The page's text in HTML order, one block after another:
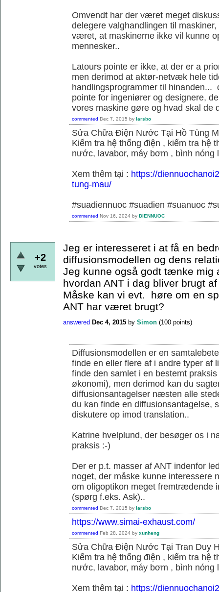
Omvendt har der været meget
delegere valghandlingen til
været, at maskinerne ikke vil kunne
mennesker..
Latours pointe er ikke, at der er a
men derimod at aktør-netvæk hele
handlingsprogrammer til hinanden...
pointe for ingeniører og designere,
vores maskine gøre og hvad skal de
commented Dec 7, 2015 by larsbo
Sửa Chữa Điện Nước Tại Hồ Tùng
Kiểm tra hệ thống điện , kiểm tra hệ
nước, lavabor, máy bơm , bình nóng
Xem thêm tại : https://
tung-mau/
#suadiennuoc #suadien #suanuoc
commented Nov 16, 2024 by DIENNUOC
+2
votes
Jeg er interesseret i at få en
diffusionsmodellen og dens
Jeg kunne også godt tænke mig
hvordan ANT i dag bliver brugt
Måske kan vi evt. høre om en
ANT har været brugt?
answered Dec 4, 2015 by Simon (100 points)
Diffusionsmodellen er en
finde en eller flere af i andre typer af
finde den samlet i en bestemt
økonomi), men derimod kan du
diffusionsantagelser næsten alle
du kan finde en diffusionsantagelse,
diskutere op imod translation..
Katrine hvelplund, der besøger os i
praksis :-)
Der er p.t. masser af ANT indenfor
noget, der måske kunne interessere
om oligoptikon meget fremtrædende
(spørg f.eks. Ask)..
commented Dec 7, 2015 by larsbo
https://www.simai-exhaust.com/
commented Feb 28, 2024 by xunheng
Sửa Chữa Điện Nước Tại Tran Duy
Kiểm tra hệ thống điện , kiểm tra hệ
nước, lavabor, máy bơm , bình nóng
Xem thêm tại : https://